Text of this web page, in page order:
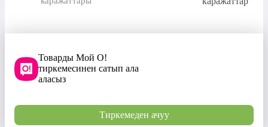
Товарды Мой О!
тиркемесинен сатып ала
аласыз
Тиркемеден ачуу